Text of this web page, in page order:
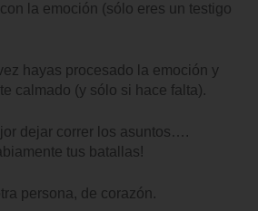
la emoción (sólo eres un testigo
hayas procesado la emoción y
calmado (y sólo si hace falta).
dejar correr los asuntos….
tus batallas!
persona, de corazón.